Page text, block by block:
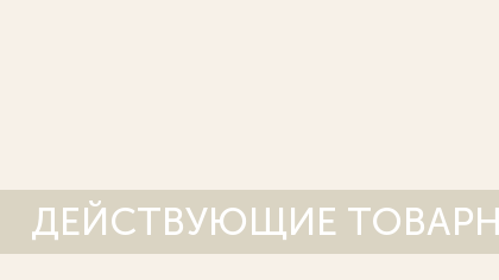
ДЕЙСТВУЮЩИЕ